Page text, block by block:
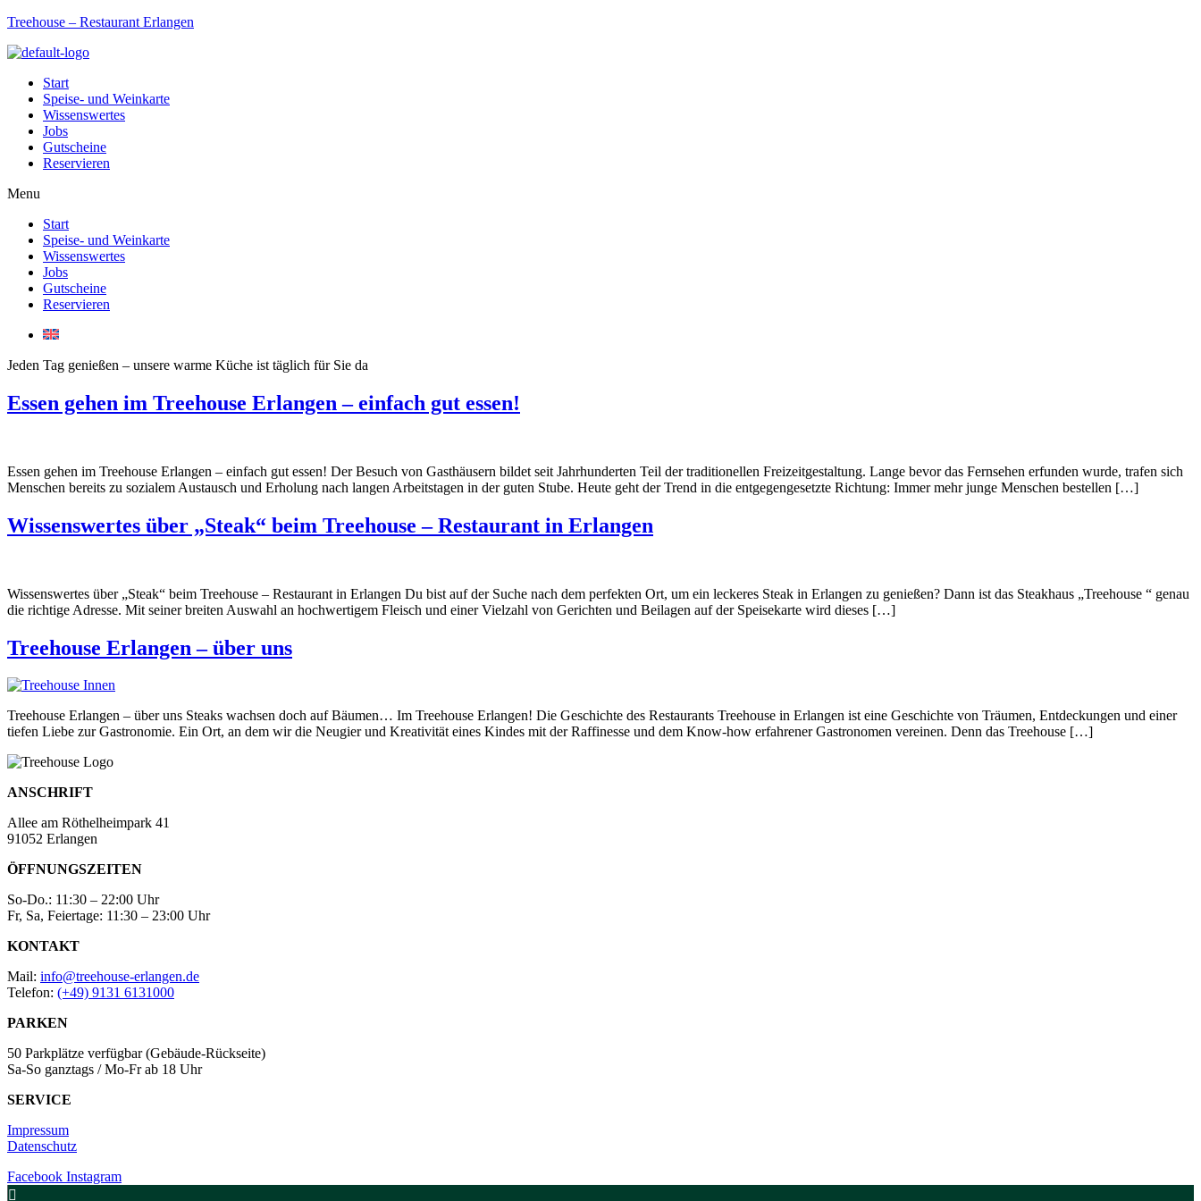
Treehouse – Restaurant Erlangen
Start
Speise- und Weinkarte
Wissenswertes
Jobs
Gutscheine
Reservieren
Menu
Start
Speise- und Weinkarte
Wissenswertes
Jobs
Gutscheine
Reservieren
Jeden Tag genießen – unsere warme Küche ist täglich für Sie da
Essen gehen im Treehouse Erlangen – einfach gut essen!
Essen gehen im Treehouse Erlangen – einfach gut essen! Der Besuch von Gasthäusern bildet seit Jahrhunderten Teil der traditionellen Freizeitgestaltung. Lange bevor das Fernsehen erfunden wurde, trafen sich
Menschen bereits zu sozialem Austausch und Erholung nach langen Arbeitstagen in der guten Stube. Heute geht der Trend in die entgegengesetzte Richtung: Immer mehr junge Menschen bestellen […]
Wissenswertes über „Steak“ beim Treehouse – Restaurant in Erlangen
Wissenswertes über „Steak“ beim Treehouse – Restaurant in Erlangen Du bist auf der Suche nach dem perfekten Ort, um ein leckeres Steak in Erlangen zu genießen? Dann ist das Steakhaus „Treehouse “ genau
die richtige Adresse. Mit seiner breiten Auswahl an hochwertigem Fleisch und einer Vielzahl von Gerichten und Beilagen auf der Speisekarte wird dieses […]
Treehouse Erlangen – über uns
Treehouse Erlangen – über uns Steaks wachsen doch auf Bäumen… Im Treehouse Erlangen! Die Geschichte des Restaurants Treehouse in Erlangen ist eine Geschichte von Träumen, Entdeckungen und einer
tiefen Liebe zur Gastronomie. Ein Ort, an dem wir die Neugier und Kreativität eines Kindes mit der Raffinesse und dem Know-how erfahrener Gastronomen vereinen. Denn das Treehouse […]
ANSCHRIFT
Allee am Röthelheimpark 41
91052 Erlangen
ÖFFNUNGSZEITEN
So-Do.: 11:30 – 22:00 Uhr
Fr, Sa, Feiertage: 11:30 – 23:00 Uhr
KONTAKT
Mail: info@treehouse-erlangen.de
Telefon: (+49) 9131 6131000
PARKEN
50 Parkplätze verfügbar (Gebäude-Rückseite)
Sa-So ganztags / Mo-Fr ab 18 Uhr
SERVICE
Impressum
Datenschutz
Facebook Instagram